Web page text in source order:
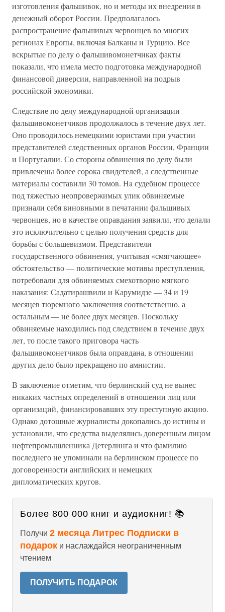
изготовления фальшивок, но и методы их внедрения в
денежный оборот России. Предполагалось
распространение фальшивых червонцев во многих
регионах Европы, включая Балканы и Турцию. Все
вскрытые по делу о фальшивомонетчиках факты
показали, что имела место подготовка международной
финансовой диверсии, направленной на подрыв
российской экономики.
Следствие по делу международной организации
фальшивомонетчиков продолжалось в течение двух лет.
Оно проводилось немецкими юристами при участии
представителей следственных органов России, Франции
и Португалии. Со стороны обвинения по делу были
привлечены более сорока свидетелей, а следственные
материалы составили 30 томов. Нa судебном процессе
под тяжестью неопровержимых улик обвиняемые
признали себя виновными в печатании фальшивых
червонцев, но в качестве оправдания заявили, что делали
это исключительно с целью получения средств для
борьбы с большевизмом. Представители
государственного обвинения, учитывая «смягчающее»
обстоятельство — политические мотивы преступления,
потребовали для обвиняемых смехотворно мягкого
наказания: Садатирашвили и Карумидзе — 34 и 19
месяцев тюремного заключения соответственно, а
остальным — не более двух месяцев. Поскольку
обвиняемые находились под следствием в течение двух
лет, то после такого приговора часть
фальшивомонетчиков была оправдана, в отношении
других дело было прекращено по амнистии.
В заключение отметим, что берлинский суд не вынес
никаких частных определений в отношении лиц или
организаций, финансировавших эту преступную акцию.
Однако дотошные журналисты докопались до истины и
установили, что средства выделялись доверенным лицом
нефтепромышленника Детерлинга и что фамилию
последнего не упоминали на берлинском процессе по
договоренности английских и немецких
дипломатических кругов.
Более 800 000 книг и аудиокниг! 📚
Получи 2 месяца Литрес Подписки в
подарок и наслаждайся неограниченным
чтением
ПОЛУЧИТЬ ПОДАРОК